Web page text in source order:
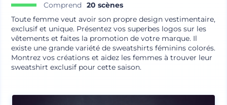
Comprend
20 scènes
Toute femme veut avoir son propre design vestimentaire,
exclusif et unique. Présentez vos superbes logos sur les
vêtements et faites la promotion de votre marque. Il
existe une grande variété de sweatshirts féminins colorés.
Montrez vos créations et aidez les femmes à trouver leur
sweatshirt exclusif pour cette saison.